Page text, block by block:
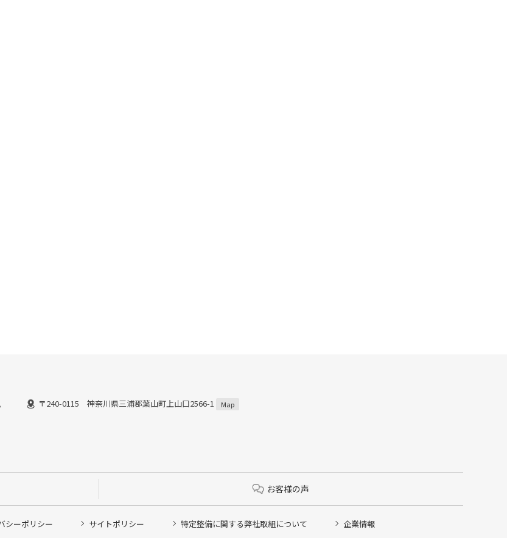
〒240-0115 神奈川県三浦郡葉山町上山口2566-1 Map
お客様の声
シーポリシー サイトポリシー 特定整備に関する弊社取組について 企業情報
予約